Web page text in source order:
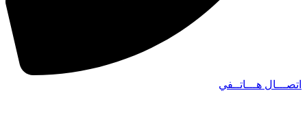
اتصـــال هـــاتــفي